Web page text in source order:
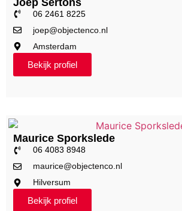
06 2461 8225
joep@objectenco.nl
Amsterdam
Bekijk profiel
Maurice Sporkslede
06 4083 8948
maurice@objectenco.nl
Hilversum
Bekijk profiel